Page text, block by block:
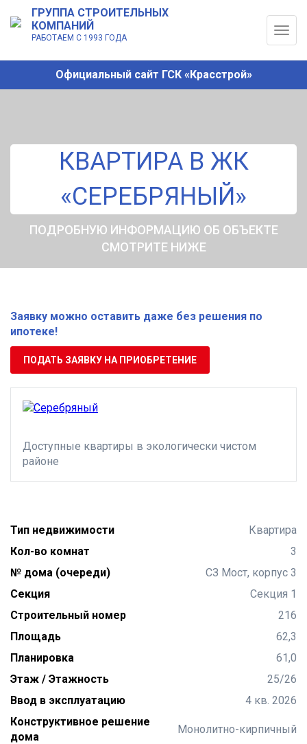
Официальный сайт ГСК «Красстрой»
ГРУППА СТРОИТЕЛЬНЫХ
КОМПАНИЙ
РАБОТАЕМ С 1993 ГОДА
КВАРТИРА В ЖК
«СЕРЕБРЯНЫЙ»
ПОДРОБНУЮ ИНФОРМАЦИЮ ОБ ОБЪЕКТЕ
СМОТРИТЕ НИЖЕ
Заявку можно оставить даже без решения по
ипотеке!
ПОДАТЬ ЗАЯВКУ НА ПРИОБРЕТЕНИЕ
Доступные квартиры в экологически чистом
районе
Тип недвижимости
Квартира
Кол-во комнат
3
№ дома (очереди)
СЗ Мост, корпус 3
Секция
Секция 1
Строительный номер
216
Площадь
62,3
Планировка
61,0
Этаж / Этажность
25/26
Ввод в эксплуатацию
4 кв. 2026
Конструктивное решение
дома
Монолитно-кирпичный